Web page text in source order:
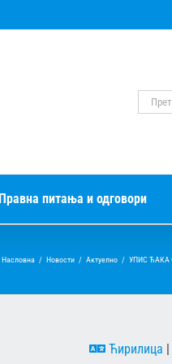
за:
Правна питања и одговори
Насловна / Новости / Актуелно / УПИС ЂАКА
Ћирилица